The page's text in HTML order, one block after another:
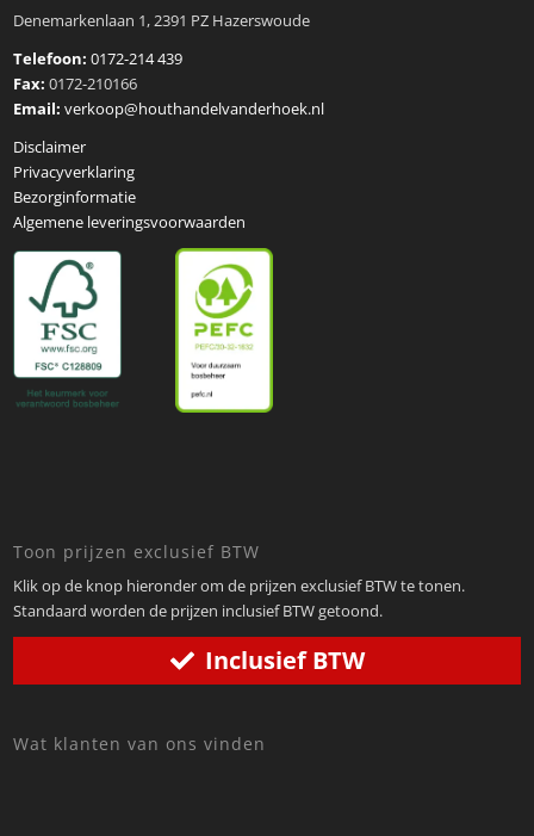
Denemarkenlaan 1, 2391 PZ Hazerswoude
Telefoon:0172-214 439
Fax:0172-210166
Email: verkoop@houthandelvanderhoek.nl
Disclaimer
Privacyverklaring
Bezorginformatie
Algemene leveringsvoorwaarden
Toon prijzen exclusief BTW
Klik op de knop hieronder om de prijzen exclusief BTW te tonen.
Standaard worden de prijzen inclusief BTW getoond.
Inclusief BTW
Wat klanten van ons vinden